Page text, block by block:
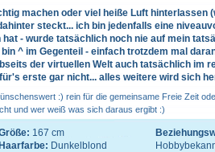
machen oder viel heiße Luft hinterlassen
steckt... ich bin jedenfalls eine
- wurde tatsächlich noch nie auf mein
^ im Gegenteil - einfach trotzdem mal
der virtuellen Welt auch tatsächlich im
erste gar nicht... alles weitere wird sich
:) rein für die gemeinsame Freie Zeit
und wer weiß was sich daraus ergibt :)
167 cm
Haarfarbe: Dunkelblond